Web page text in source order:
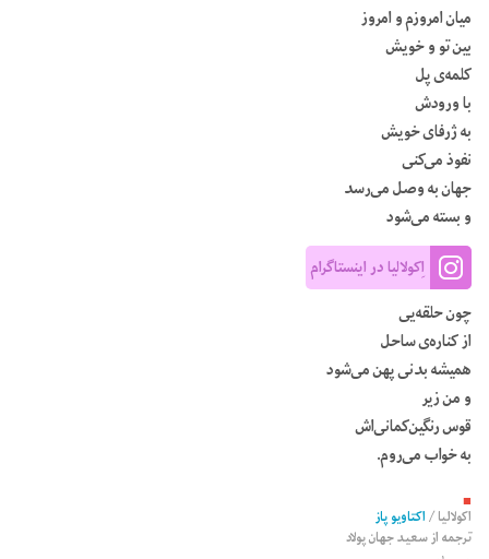
میان امروزم و امروز
بین تو و خویش
کلمه‌ی پل
با ورودش
به ژرفای خویش
نفوذ می‌کنی
جهان به وصل می‌رسد
و بسته می‌شود
اِکولالیا در اینستاگرام
چون حلقه‌یی
از کناره‌ی ساحل
همیشه بدنی پهن می‌شود
و من زیر
قوس رنگین‌کمانی‌اش
به خواب می‌روم.
■
اکولالیا/اکتاویو پاز
ترجمه ازسعید جهان پولاد